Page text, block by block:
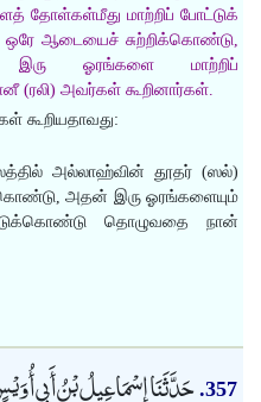
தோள்கள்மீது மாற்றிப் போட்டுக்
ஆடையைச் சுற்றிக்கொண்டு,
ஓரங்களை மாற்றிப்
அவர்கள் கூறினார்கள்.
கூறியதாவது:
அல்லாஹ்வின் தூதர் (ஸல்)
அதன் இரு ஓரங்களையும்
தொழுவதை நான்
357. حَدَّثَنَا إِسْمَاعِيلُ بْنُ أَبِي